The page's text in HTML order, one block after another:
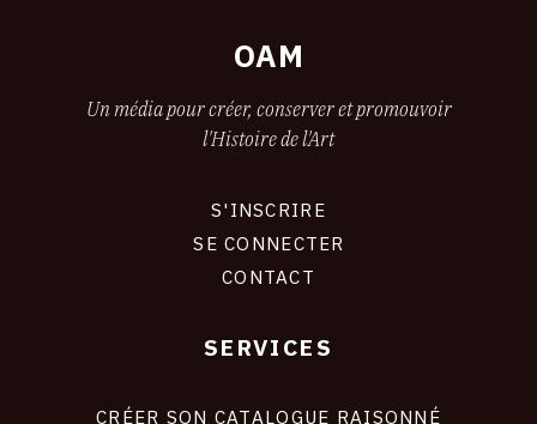
OAM
Un média pour créer, conserver et promouvoir
l'Histoire de l'Art
S'INSCRIRE
SE CONNECTER
CONTACT
SERVICES
CRÉER SON CATALOGUE RAISONNÉ